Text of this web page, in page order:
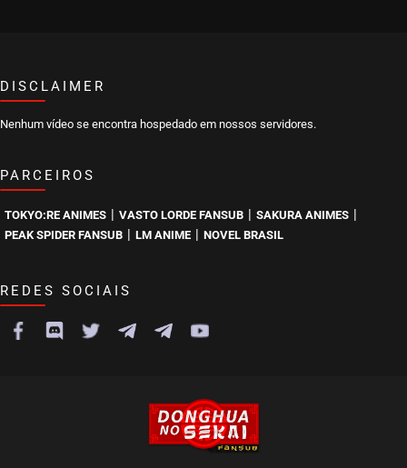
DISCLAIMER
Nenhum vídeo se encontra hospedado em nossos servidores.
PARCEIROS
TOKYO:RE ANIMES | VASTO LORDE FANSUB | SAKURA ANIMES |
PEAK SPIDER FANSUB | LM ANIME | NOVEL BRASIL
REDES SOCIAIS